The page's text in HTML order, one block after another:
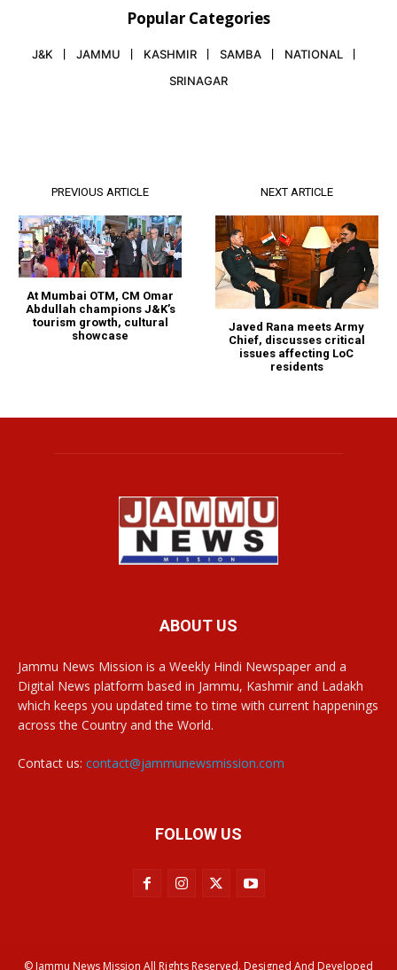
Popular Categories
J&K JAMMU KASHMIR SAMBA
NATIONAL
SRINAGAR
PREVIOUS ARTICLE
At Mumbai OTM, CM Omar
Abdullah champions J&K’s
tourism growth, cultural
showcase
NEXT ARTICLE
Javed Rana meets Army
Chief, discusses critical
issues affecting LoC
residents
ABOUT US
Jammu News Mission is a Weekly Hindi Newspaper and a
Digital News platform based in Jammu, Kashmir and Ladakh
which keeps you updated time to time with current happenings
across the Country and the World.
Contact us: contact@jammunewsmission.com
FOLLOW US
© Jammu News Mission All Rights Reserved. Designed And Developed